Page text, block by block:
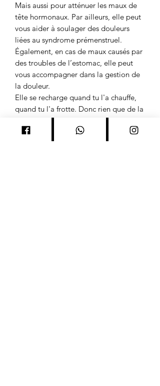
Mais aussi pour atténuer les maux de
tête hormonaux. Par ailleurs, elle peut
vous aider à soulager des douleurs
liées au syndrome prémenstruel.
Également, en cas de maux causés par
des troubles de l’estomac, elle peut
vous accompagner dans la gestion de
la douleur.
Elle se recharge quand tu l'a chauffe,
quand tu l'a frotte. Donc rien que de la
porter en bracelet elle s'auto recharge!
TARIF : 25€ BRACELET 8M
#lithotérapie #pierres